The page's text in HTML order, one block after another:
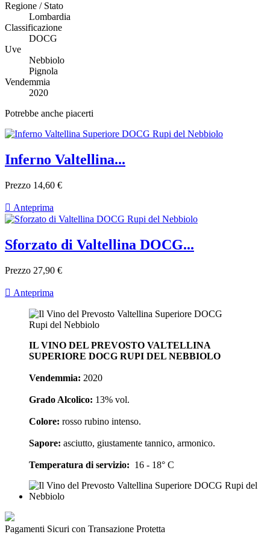
Regione / Stato
Lombardia
Classificazione
DOCG
Uve
Nebbiolo
Pignola
Vendemmia
2020
Potrebbe anche piacerti
Inferno Valtellina...
Prezzo 14,60 €
 Anteprima
Sforzato di Valtellina DOCG...
Prezzo 27,90 €
 Anteprima
IL VINO DEL PREVOSTO VALTELLINA
SUPERIORE DOCG RUPI DEL NEBBIOLO
Vendemmia: 2020
Grado Alcolico: 13% vol.
Colore: rosso rubino intenso.
Sapore: asciutto, giustamente tannico, armonico.
Temperatura di servizio: 16 - 18° C
Pagamenti Sicuri con Transazione Protetta